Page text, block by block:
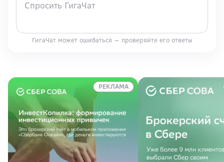
ГигаЧат может ошибаться — проверяйте его ответы
РЕКЛАМА